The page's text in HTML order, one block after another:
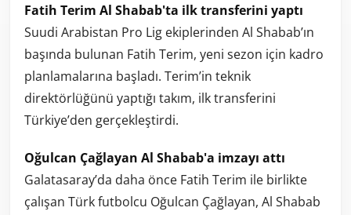
Fatih Terim Al Shabab'ta ilk transferini yaptı
Suudi Arabistan Pro Lig ekiplerinden Al Shabab’ın
başında bulunan Fatih Terim, yeni sezon için kadro
planlamalarına başladı. Terim’in teknik
direktörlüğünü yaptığı takım, ilk transferini
Türkiye’den gerçekleştirdi.
Oğulcan Çağlayan Al Shabab'a imzayı attı
Galatasaray’da daha önce Fatih Terim ile birlikte
çalışan Türk futbolcu Oğulcan Çağlayan, Al Shabab